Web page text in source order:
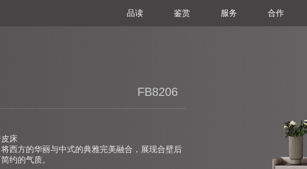
品读 鉴赏 服务 合作
FB8206
床
西方的华丽与中式的典雅完美融合，展现合壁后
约的气质。